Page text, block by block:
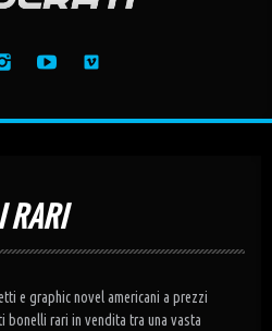
RARI
e graphic novel americani a prezzi
bonelli rari in vendita tra una vasta